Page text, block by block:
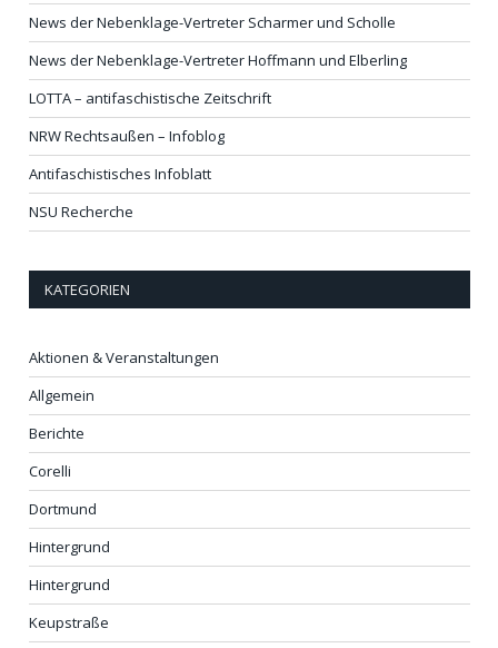
News der Nebenklage-Vertreter Scharmer und Scholle
News der Nebenklage-Vertreter Hoffmann und Elberling
LOTTA – antifaschistische Zeitschrift
NRW Rechtsaußen – Infoblog
Antifaschistisches Infoblatt
NSU Recherche
KATEGORIEN
Aktionen & Veranstaltungen
Allgemein
Berichte
Corelli
Dortmund
Hintergrund
Hintergrund
Keupstraße